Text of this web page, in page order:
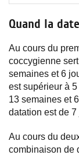
Quand la
Au cours du
coccygienne
semaines et 6
est supérieur à
13 semaines et
datation est de 7
Au cours du
combinaison de